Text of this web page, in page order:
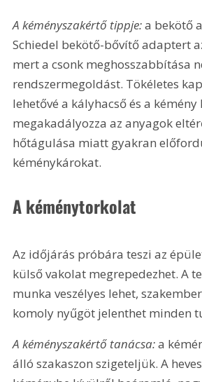
A kéményszakértő tippje: a bekötő
Schiedel bekötő-bővítő adaptert
mert a csonk meghosszabbítása
rendszermegoldást. Tökéletes
lehetővé a kályhacső és a kémény
megakadályozza az anyagok
hőtágulása miatt gyakran
kéménykárokat.
A kéménytorkolat
Az időjárás próbára teszi az
külső vakolat megrepedezhet. A
munka veszélyes lehet,
komoly nyűgöt jelenthet minden
A kéményszakértő tanácsa: a
álló szakaszon szigeteljük. A